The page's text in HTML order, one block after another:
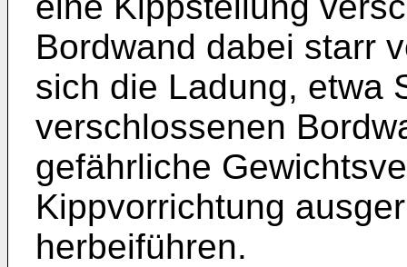
Bordwand dabei starr
sich die Ladung, etwa
verschlossenen
gefährliche
Kippvorrichtung
herbeiführen.